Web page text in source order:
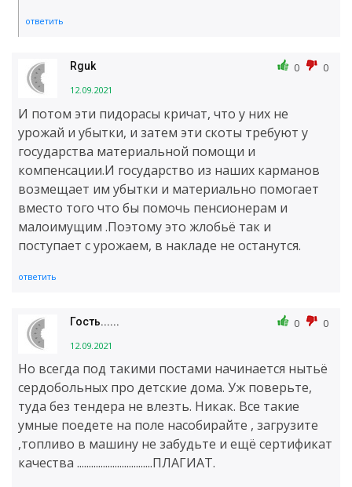
ответить
Rguk
12.09.2021
0 0
И потом эти пидорасы кричат, что у них не
урожай и убытки, и затем эти скоты требуют у
государства материальной помощи и
компенсации.И государство из наших карманов
возмещает им убытки и материально помогает
вместо того что бы помочь пенсионерам и
малоимущим .Поэтому это жлобьё так и
поступает с урожаем, в накладе не останутся.
ответить
Гость......
12.09.2021
0 0
Но всегда под такими постами начинается нытьё
сердобольных про детские дома. Уж поверьте,
туда без тендера не влезть. Никак. Все такие
умные поедете на поле насобирайте , загрузите
,топливо в машину не забудьте и ещё сертификат
качества ................................ПЛАГИАТ.